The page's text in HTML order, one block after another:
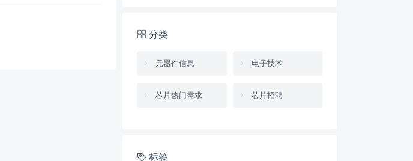
分类
元器件信息 电子技术
芯片热门需求 芯片招聘
标签